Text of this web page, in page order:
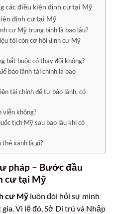
các điều kiện định cư tại Mỹ
định cư tại Mỹ
cư Mỹ trung bình là bao lâu?
tôi còn cơ hội định cư Mỹ
bắt buộc có thay đổi không?
bảo lãnh tài chính là bao
tài chính để tự bảo lãnh, có
viễn không?
tịch Mỹ sau bao lâu khi có
thẻ xanh là gì?
pháp – Bước đầu
cư tại Mỹ
cư Mỹ luôn đòi hỏi sự minh
Vì lẽ đó, Sở Di trú và Nhập